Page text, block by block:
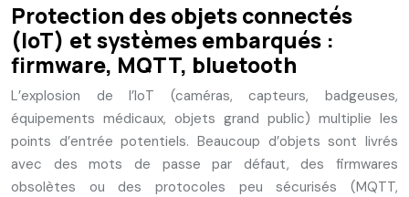
Protection des objets connectés
(IoT) et systèmes embarqués :
firmware, MQTT, bluetooth
L’explosion de l’IoT (caméras, capteurs, badgeuses,
équipements médicaux, objets grand public) multiplie les
points d’entrée potentiels. Beaucoup d’objets sont livrés
avec des mots de passe par défaut, des firmwares
obsolètes ou des protocoles peu sécurisés (MQTT,